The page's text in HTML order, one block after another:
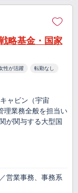
略基金・国家
性が活躍 転勤なし
ャビン（宇宙
理業務全般を担当い
が関与する大型国
営業事務、事務系